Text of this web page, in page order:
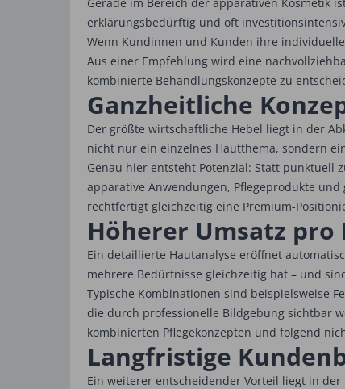
Gerade im Bereich der apparativen Kosmetik
erklärungsbedürftig und oft
Wenn Kundinnen und Kunden ihre
Aus einer Empfehlung wird eine
kombinierte Behandlungskonzepte zu
Ganzheitliche
Der größte wirtschaftliche Hebel liegt in der
nicht nur ein einzelnes Hautthema, sondern
Genau hier entsteht Potenzial: Statt
apparative Anwendungen, Pflegeprodukte
rechtfertigt gleichzeitig eine Premium-
Höherer Umsatz pro
Ein detaillierte Hautanalyse eröffnet
mehrere Bedürfnisse gleichzeitig hat – und
Typische Kombinationen sind beispielsweise
die durch professionelle Bildgebung sichtbar
kombinierten Pflegekonzepten und folgend
Langfristige
Ein weiterer entscheidender Vorteil liegt in